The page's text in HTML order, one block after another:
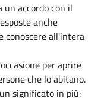
un accordo con il
anche
conoscere all'intera
per aprire
che lo abitano.
significato in più: